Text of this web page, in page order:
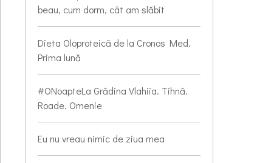
beau, cum dorm, cât am slăbit
Dieta Oloproteică de la Cronos Med.
Prima lună
#ONoapteLa Grădina Vlahiia. Tihnă.
Roade. Omenie
Eu nu vreau nimic de ziua mea